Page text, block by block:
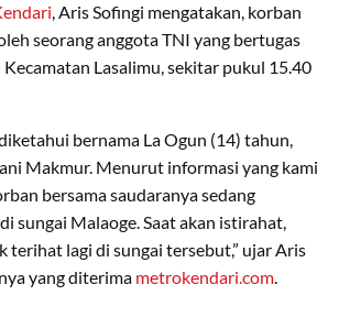
, Aris Sofingi mengatakan, korban
seorang anggota TNI yang bertugas
Kecamatan Lasalimu, sekitar pukul 15.40
bernama La Ogun (14) tahun,
Makmur. Menurut informasi yang kami
bersama saudaranya sedang
sungai Malaoge. Saat akan istirahat,
terihat lagi di sungai tersebut,” ujar Aris
yang diterima metrokendari.com.